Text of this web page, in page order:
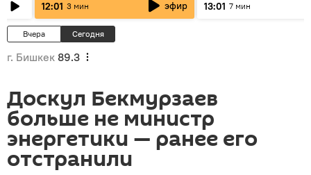
12:01 3 мин эфир 13:01 7 мин
Вчера Сегодня
г. Бишкек 89.3
Доскул Бекмурзаев
больше не министр
энергетики — ранее его
отстранили